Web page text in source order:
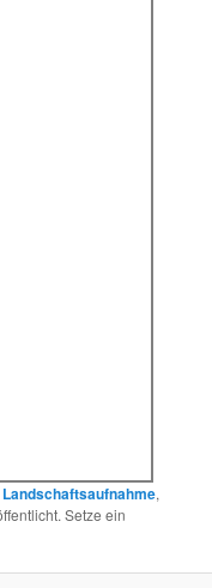
Landschaftsaufnahme,
Setze ein